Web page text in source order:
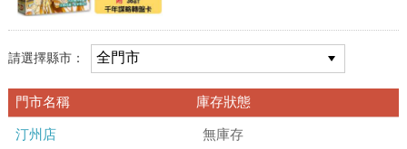
請選擇縣市：
門市名稱 庫存狀態
汀州店 無庫存